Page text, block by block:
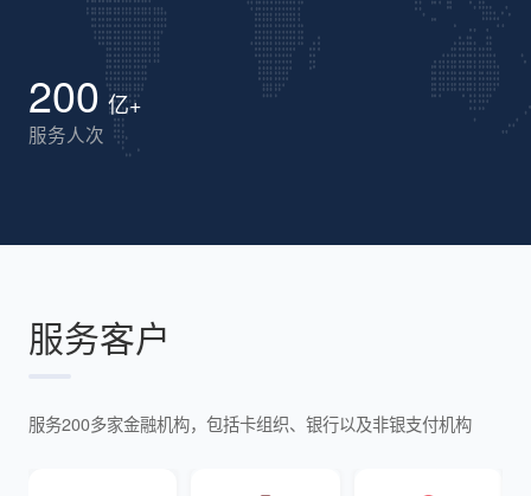
200 亿+
服务人次
服务客户
服务200多家金融机构，包括卡组织、银行以及非银支付机构